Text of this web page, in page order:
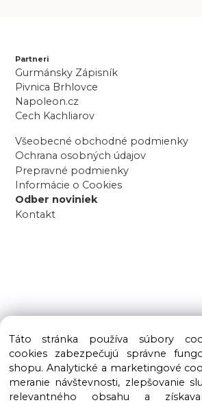
Partneri
Gurmánsky Zápisník
Pivnica Brhlovce
Napoleon.cz
Cech Kachliarov
Všeobecné obchodné podmienky
Ochrana osobných údajov
Prepravné podmienky
Informácie o Cookies
Odber noviniek
Kontakt
Copyright © 2016 – 2026 LIOLUS s.r.o. Všetky
Táto stránka používa súbory
cookies zabezpečujú správne
shopu. Analytické a marketingové
meranie návštevnosti, zlepšovanie
relevantného obsahu a